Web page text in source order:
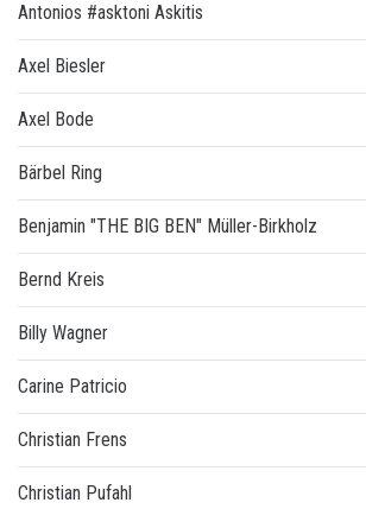
Antonios #asktoni Askitis
Axel Biesler
Axel Bode
Bärbel Ring
Benjamin "THE BIG BEN" Müller-Birkholz
Bernd Kreis
Billy Wagner
Carine Patricio
Christian Frens
Christian Pufahl